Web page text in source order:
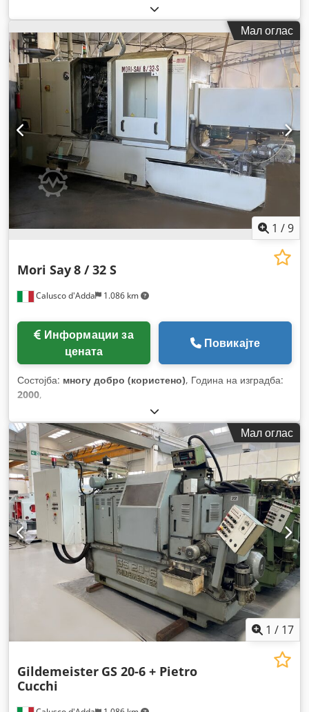
Мал оглас
1 /9
Calusco d'Adda 1.086 km
Mori Say8 / 32 S
цената
Повикајте
Состојба: многу добро (користено), Година на изградба:
2000,
Мал оглас
1 / 17
Gildemeister GS 20-6 + Pietro
Cucchi